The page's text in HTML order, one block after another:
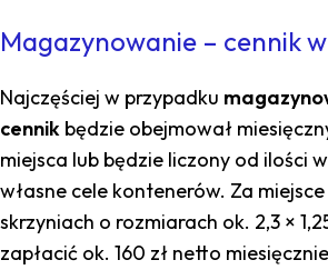
Magazynowanie – cennik
Najczęściej w przypadku
cennik będzie obejmował
miejsca lub będzie liczony od ilości
własne cele kontenerów. Za
skrzyniach o rozmiarach ok. 2,3 ×
zapłacić ok. 160 zł netto